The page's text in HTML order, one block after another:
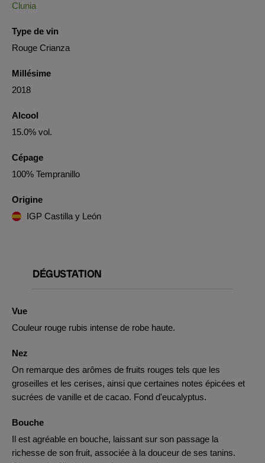
Clunia
Type de vin
Rouge Crianza
Millésime
2018
Alcool
15.0% vol.
Cépage
100% Tempranillo
Origine
IGP Castilla y León
DÉGUSTATION
Vue
Couleur rouge rubis intense de robe haute.
Nez
On remarque des arômes de fruits rouges tels que les
groseilles et les cerises, ainsi que certaines notes épicées et
sucrées de vanille et de cacao. Fond d'eucalyptus.
Bouche
Il est agréable en bouche, laissant sur son passage la
richesse de son fruit, associée à la douceur de ses tanins.